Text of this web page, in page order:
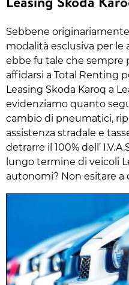
Sebbene
modalità esclusiva per le
ebbe fu tale che sempre
affidarsi a Total Renting
Leasing Skoda Karoq a
evidenziamo quanto
cambio di pneumatici,
assistenza stradale e
detrarre il 100% dell’
lungo termine di veicoli
autonomi? Non esitare a